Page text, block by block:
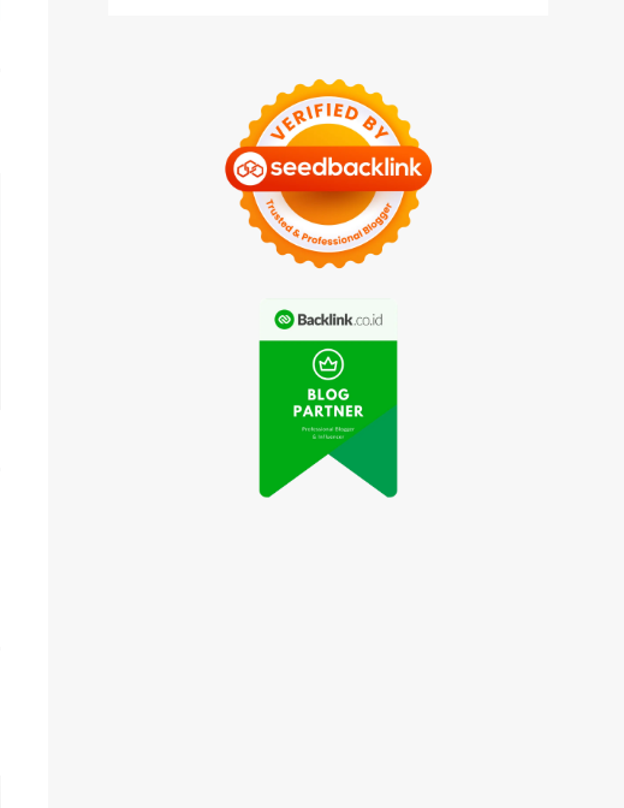
Milenial yang Mudah
Kesehatan Tubuh
dengan Olahraga